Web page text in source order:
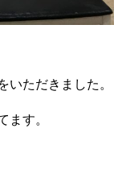
いただきました。
ます。